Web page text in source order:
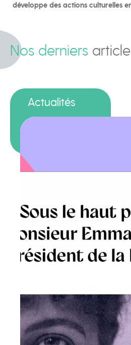
développe des actions culturelles
Nos derniers
Actualités